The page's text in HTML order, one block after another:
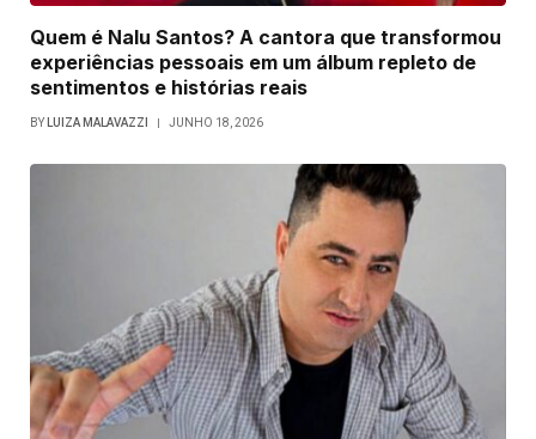
Quem é Nalu Santos? A cantora que transformou
experiências pessoais em um álbum repleto de
sentimentos e histórias reais
BY LUIZA MALAVAZZI JUNHO 18, 2026